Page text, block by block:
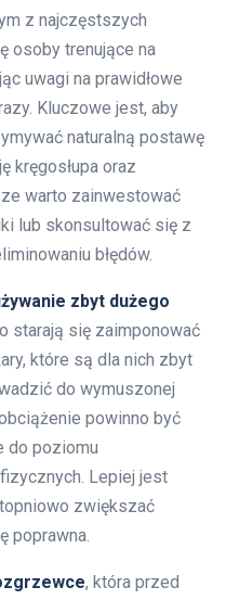
z najczęstszych
osoby trenujące na
uwagi na prawidłowe
Kluczowe jest, aby
naturalną postawę
kręgosłupa oraz
warto zainwestować
lub skonsultować się z
błędów.
zbyt dużego
starają się zaimponować
które są dla nich zbyt
do wymuszonej
powinno być
do poziomu
Lepiej jest
zwiększać
poprawna.
, która przed